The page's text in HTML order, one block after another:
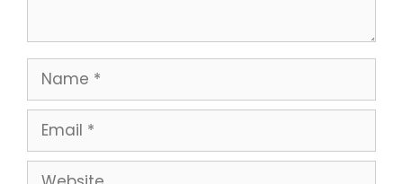
Name
Email
Website